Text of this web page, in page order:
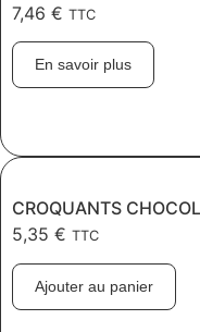
7,46 € TTC
En savoir plus
CROQUANTS
5,35 € TTC
Ajouter au panier